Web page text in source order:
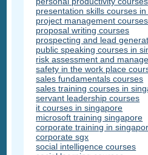
presentation skills courses
project management
proposal writing courses
prospecting and lead
public speaking courses in
risk assessment and
safety in the work place
sales fundamentals courses
sales training courses in
servant leadership courses
it courses in singapore
microsoft training singapore
corporate training in
corporate sgx
social intelligence courses